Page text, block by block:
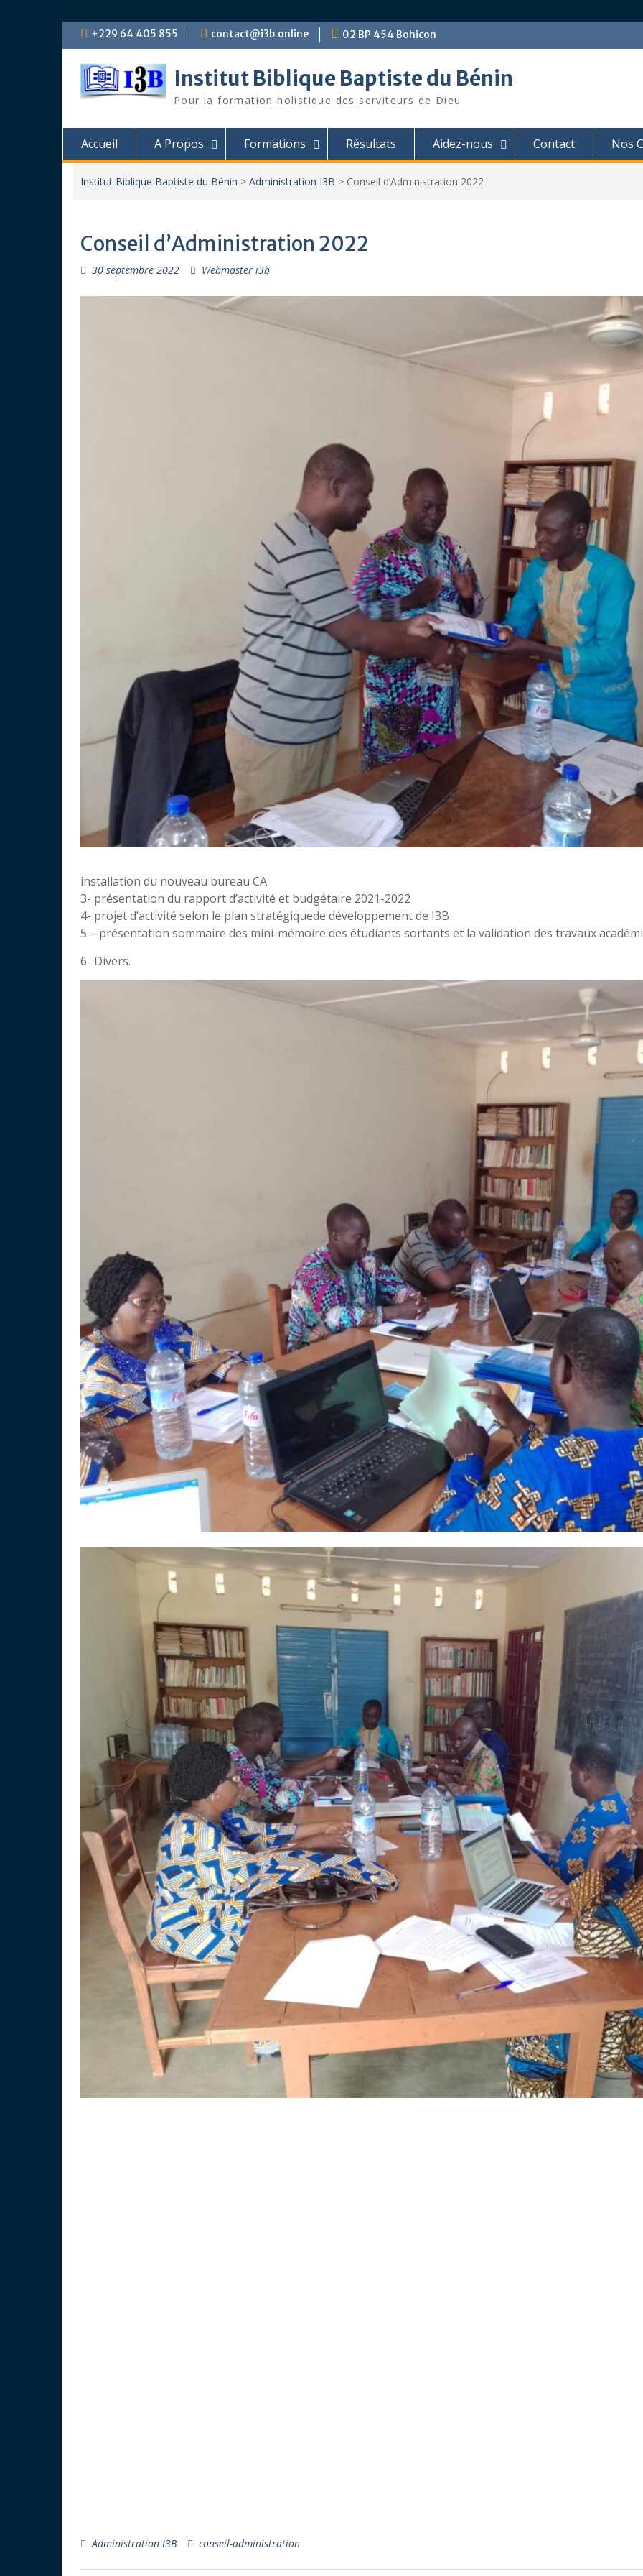
Skip +229 64 405 855 contact@i3b.online 02 BP 454 Bohicon
Institut Biblique Baptiste du Bénin
Pour la formation holistique des serviteurs de Dieu
Accueil A Propos Formations Résultats Aidez-nous Contact Nos
Institut Biblique Baptiste du Bénin > Administration I3B > Conseil d’Administration 2022
Conseil d’Administration 2022
30 septembre 2022 Webmaster i3b
installation du nouveau bureau CA
3- présentation du rapport d’activité et budgétaire 2021-2022
4- projet d’activité selon le plan stratégiquede développement de I3B
5 – présentation sommaire des mini-mémoire des étudiants sortants et la validation des travaux
6- Divers.
Administration I3B conseil-administration